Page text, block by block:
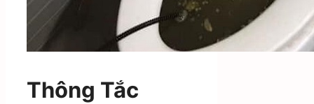
Thông Tắc